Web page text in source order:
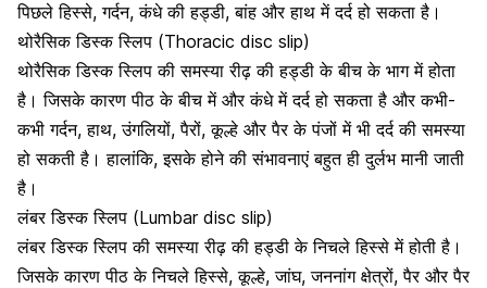
पिछले हिस्से, गर्दन, कंधे की हड्डी, बांह और हाथ में दर्द हो सकता है।
थोरैसिक डिस्क स्लिप (Thoracic disc slip)
थोरैसिक डिस्क स्लिप की समस्यारीढ़ की हड्डी के बीच के भाग में होता
है। जिसके कारण पीठ के बीच में और कंधे में दर्द हो सकता है और कभी-
कभी गर्दन, हाथ, उंगलियों, पैरों, कूल्हे और पैर के पंजों में भी दर्द की समस्या
हो सकती है। हालांकि, इसके होने की संभावनाएं बहुत ही दुर्लभ मानी जाती
है।
लंबर डिस्क स्लिप (Lumbar disc slip)
लंबर डिस्क स्लिप की समस्या रीढ़ की हड्डी के निचले हिस्से में होती है।
जिसके कारण पीठ के निचले हिस्से, कूल्हे, जांघ, जननांग क्षेत्रों, पैर और पैर